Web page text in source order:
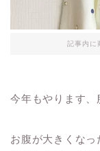
記事内に
今年もやります、
お腹が大きくな